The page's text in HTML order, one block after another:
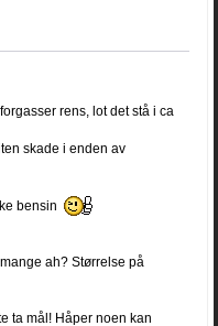
rens, lot det stå i ca
skade i enden av
bensin
ah? Størrelse på
ta mål! Håper noen kan